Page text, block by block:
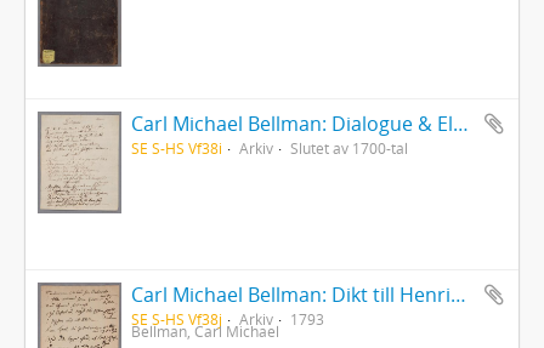
Carl Michael Bellman: Dialogue & Elegi vid fru Anne Charlotta Schröderheims död 1 jan. 1792 (Avskrift)
SE S-HS Vf38i Arkiv Slutet av 1700-tal
Carl Michael Bellman: Dikt till Henric Brandel 14/9 1793 - "Hemkommen ädla wän från Barbariets wåda..."
SE S-HS Vf38j Arkiv 1793
Bellman, Carl Michael